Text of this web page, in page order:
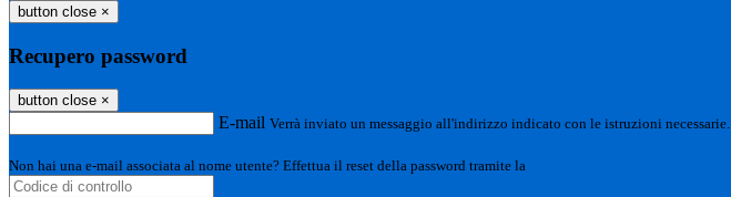
button close ×
Recupero password
button close ×
E-mail Verrà inviato un messaggio all'indirizzo indicato con le istruzioni necessarie.
Non hai una e-mail associata al nome utente? Effettua il reset della password tramite la